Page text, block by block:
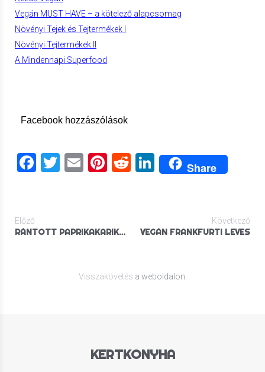
Vegán MUST HAVE – a kötelező alapcsomag
Növényi Tejek és Tejtermékek I
Növényi Tejtermékek II
A Mindennapi Superfood
Facebook hozzászólások
Facebook
Twitter
EmailPinterest
RedditLinkedIn
Share
Előző
RÁNTOTT PAPRIKAKARIKÁK
Következő
VEGÁN FRANKFURTI LEVES
Visszakövetés a weboldalon.
KERTKONYHA